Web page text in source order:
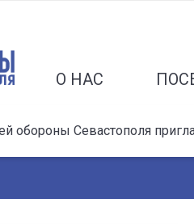
О НАС
обороны Севастополя